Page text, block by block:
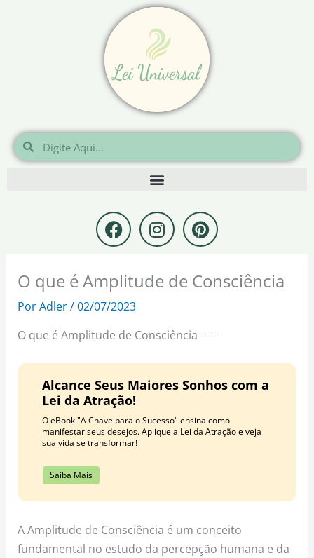
Pesquisar
Pesquisar
F
a
c
e
b
o
k
I
n
s
t
a
a
m
P
i
n
t
e
s
t
O que é Amplitude de Consciência
PorAdler/02/07/2023
O que é Amplitude de Consciência ===
Alcance Seus Maiores Sonhos com a
Lei da Atração!
O eBook "A Chave para o Sucesso" ensina como
manifestar seus desejos. Aplique a Lei da Atração e veja
sua vida se transformar!
Saiba Mais
A Amplitude de Consciência é um conceito
fundamental no estudo da percepção humana e da